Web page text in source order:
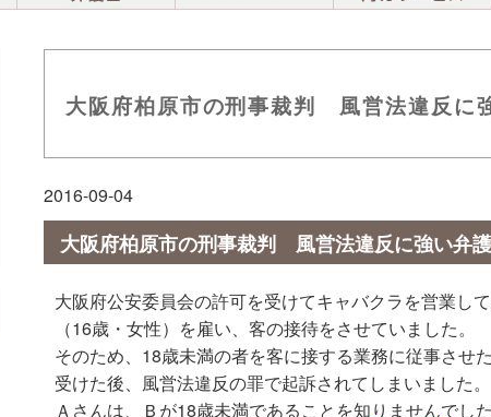
大阪府柏原市の刑事裁判 風営法違反に
2016-09-04
大阪府柏原市の刑事裁判 風営法違反に強い弁
大阪府公安委員会の許可を受けてキャバクラを営業し
（16歳・女性）を雇い、客の接待をさせていました。
そのため、18歳未満の者を客に接する業務に従事させた
受けた後、風営法違反の罪で起訴されてしまいました。
Ａさんは、Ｂが18歳未満であることを知りませんでした